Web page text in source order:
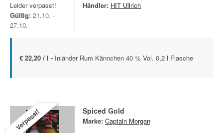
Leider verpasst!
Gültig: 21.10. -
27.10.
Händler: HIT Ullrich
€ 22,20 / l - Inländer Rum Kännchen 40 % Vol. 0,2 l Flasche
Verpasst! Spiced Gold
Marke: Captain Morgan